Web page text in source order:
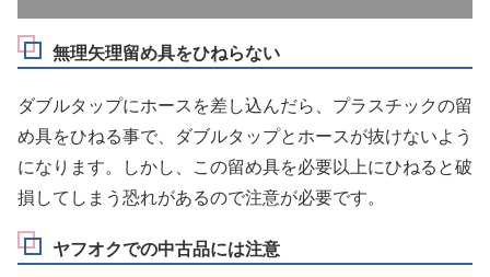
無理矢理留め具をひねらない
ダブルタップにホースを差し込んだら、プラスチックの留
め具をひねる事で、ダブルタップとホースが抜けないよう
になります。しかし、この留め具を必要以上にひねると破
損してしまう恐れがあるので注意が必要です。
ヤフオクでの中古品には注意